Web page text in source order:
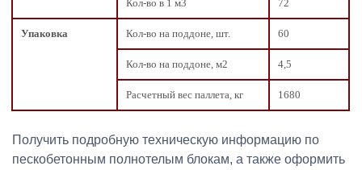
Кол-во в 1 м3 72
Упаковка Кол-во на поддоне, шт. 60
Кол-во на поддоне, м2 4,5
Расчетный вес паллета, кг 1680
Получить подробную техническую информацию по
пескобетонным полнотелым блокам, а также оформить